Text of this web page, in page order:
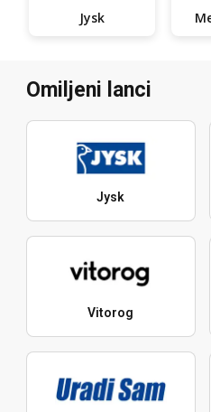
Jysk
Omiljeni lanci
Jysk
Vitorog